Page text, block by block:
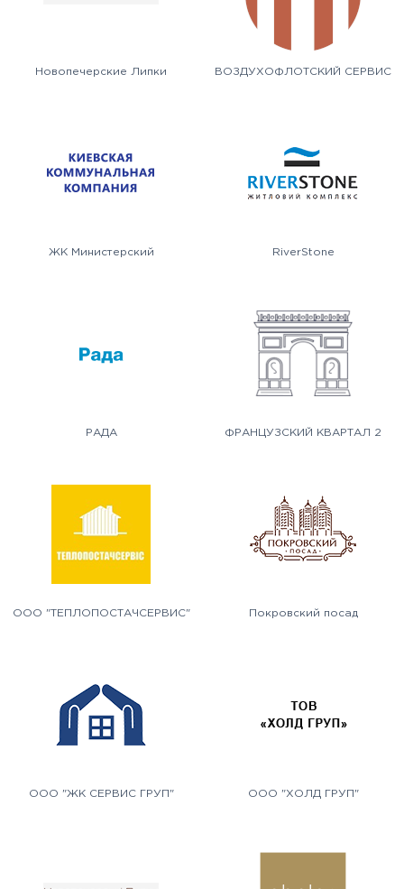
Новопечерские Липки ВОЗДУХОФЛОТСКИЙ СЕРВИС
ЖК Министерский RiverStone
РАДА ФРАНЦУЗСКИЙ КВАРТАЛ 2
ООО "ТЕПЛОПОСТАЧСЕРВИС" Покровский посад
ООО "ЖК СЕРВИС ГРУП" ООО "ХОЛД ГРУП"